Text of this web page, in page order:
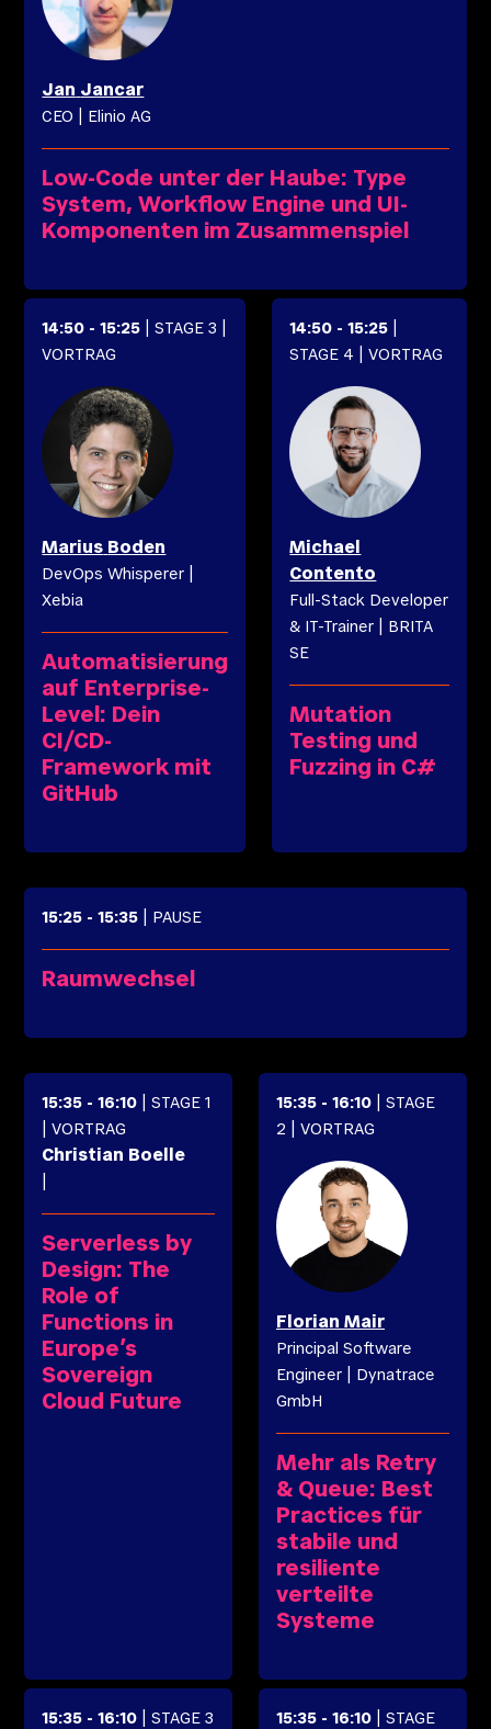
Jan Jancar
CEO Elinio AG
Low-Code unter der Haube: Type
System, Workflow Engine und UI-
Komponenten im Zusammenspiel
14:50 -15:25 | STAGE 3
VORTRAG
Marius Boden
DevOps Whisperer
Xebia
Automatisierung
auf Enterprise-
Level: Dein
CI/CD-
Framework mit
GitHub
14:50 -15:25
STAGE 4 | VORTRAG
Michael
Contento
Full-Stack Developer
& IT-Trainer
BRITA
SE
Mutation
Testing und
Fuzzing in C#
15:25 -15:35 | PAUSE
Raumwechsel
15:35 -16:10 | STAGE 1
| VORTRAG
Christian Boelle
Serverless by
Design: The
Role of
Functions in
Europe’s
Sovereign
Cloud Future
15:35 - 16:10 | STAGE
2 | VORTRAG
Florian Mair
Principal Software
Engineer
Dynatrace
GmbH
Mehr als Retry
& Queue: Best
Practices für
stabile und
resiliente
verteilte
Systeme
15:35 -16:10 | STAGE 3
15:35 - 16:10 | STAGE